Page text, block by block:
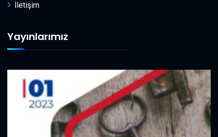
İletişim
Yayınlarımız